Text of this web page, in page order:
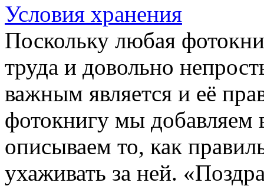
Условия хранения
Поскольку любая
труда и довольно
важным является и её
фотокнигу мы добавляем
описываем то, как
ухаживать за ней.